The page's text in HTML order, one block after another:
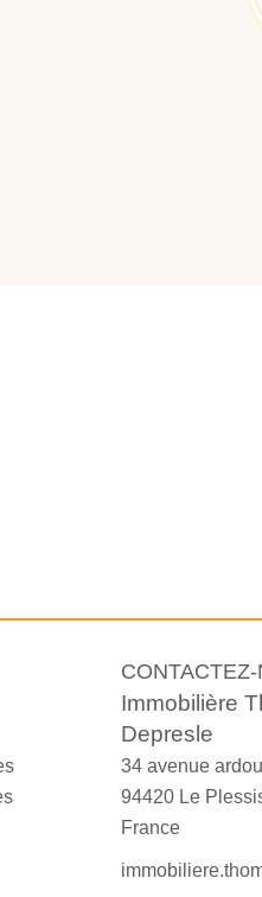
Immobilière
Depresle
34 avenue
94420Le
France